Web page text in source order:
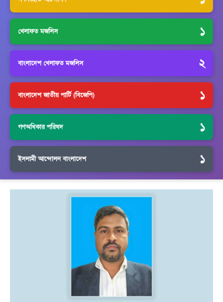
খেলাফত মজলিস ১
বাংলাদেশ খেলাফত মজলিস ২
বাংলাদেশ জাতীয় পার্টি (বিজেপি) ১
গণঅধিকার পরিষদ ১
ইসলামী আন্দোলন বাংলাদেশ ১